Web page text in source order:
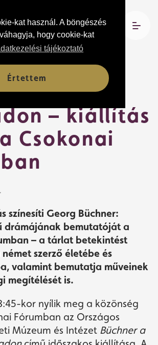
kat használ. A böngészés
hogy cookie-kat
tájékoztató
Értettem
a magyar
– kiállítás
Csokonai
színesíti Georg Büchner:
drámájának bemutatóját a
– a tárlat betekintést
szerző életébe és
valamint bemutatja műveinek
megítélését is.
kor nyílik meg a közönség
Fórumban az Országos
Múzeum és Intézet Büchner a